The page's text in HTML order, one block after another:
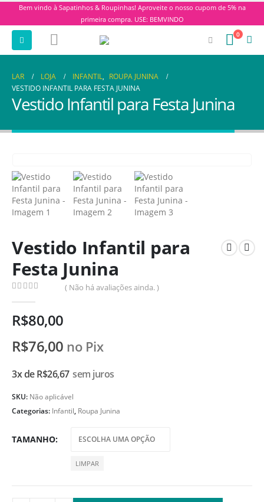
Bem vindo à Sapatinhos & Roupinhas! Aproveite o nosso cupom de 5% na
primeira compra. USE: BEMVINDO
0
LAR LOJA INFANTIL, ROUPA JUNINA
VESTIDO INFANTIL PARA FESTA JUNINA
Vestido Infantil para Festa Junina
Vestido Infantil para
Festa Junina
( Não há avaliações ainda. )
R$80,00
R$76,00 no Pix
3x deR$26,67 sem juros
SKU: Não aplicável
Categorias: Infantil, Roupa Junina
TAMANHO
LIMPAR